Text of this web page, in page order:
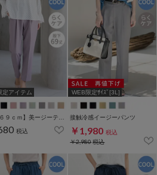
定アイテム
税込
WEB限定ｻｲｽﾞ[3L]
接触冷感イージーパンツ
￥1,980 税込
￥2,980税込